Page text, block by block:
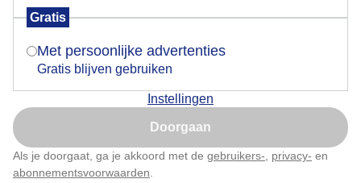
Gratis
Met persoonlijke advertenties
Gratis blijven gebruiken
Instellingen
Doorgaan
Als je doorgaat, ga je akkoord met de gebruikers- privacy- en
abonnementsvoorwaarden
Snikhete dag de beste optie verkoeling op strand met
een zeebriesje
Door: ria brasser Gemaakt: 13-09-2021, 275x bekeken
Is goed, toon de popup
Nu niet, misschien later
Klik hierom dit aan te passen